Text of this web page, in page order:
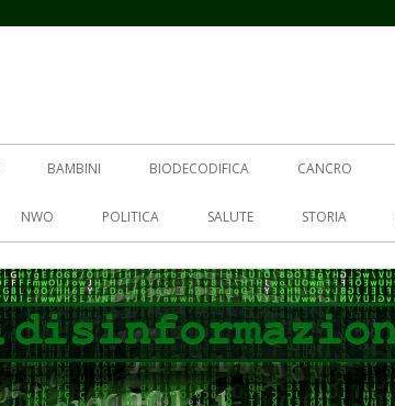
BAMBINI BIODECODIFICA CANCRO
NWO POLITICA SALUTE STORIA